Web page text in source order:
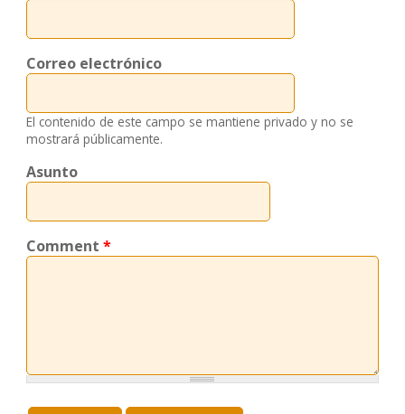
Correo electrónico
El contenido de este campo se mantiene privado y no se
mostrará públicamente.
Asunto
Comment *